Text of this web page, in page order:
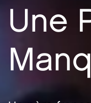
Une